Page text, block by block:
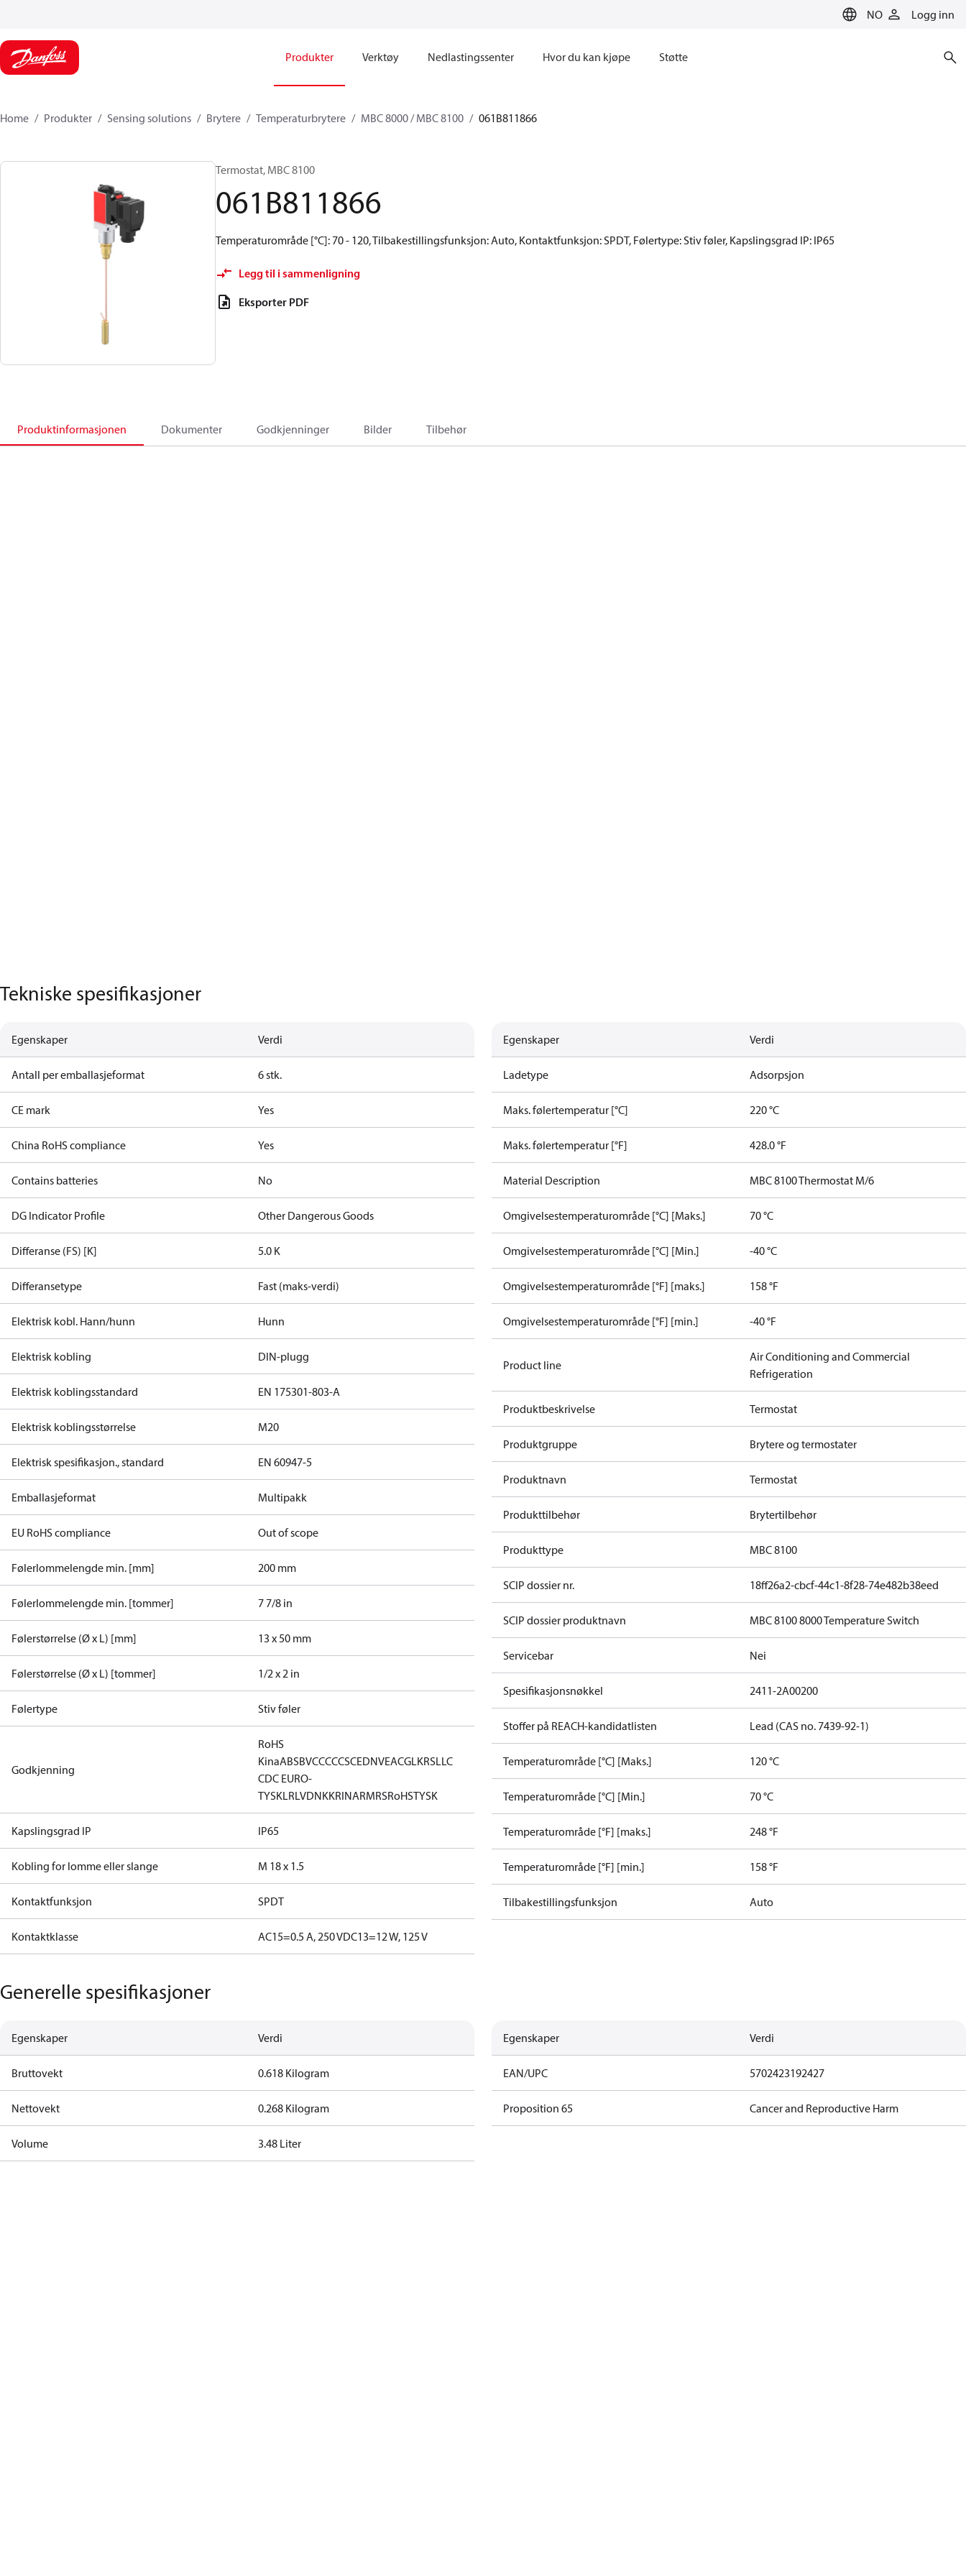
NO Logg inn
Produkter Verktøy Nedlastingssenter Hvor du kan kjøpe Støtte
Home Produkter Sensing solutions Brytere Temperaturbrytere MBC 8000 / MBC 8100 061B811866
Termostat, MBC 8100
061B811866
Temperaturområde [°C]: 70 - 120, Tilbakestillingsfunksjon: Auto, Kontaktfunksjon: SPDT, Følertype: Stiv føler, Kapslingsgrad IP: IP65
Legg til i sammenligning
Eksporter PDF
Produktinformasjonen Dokumenter Godkjenninger Bilder Tilbehør
Tekniske spesifikasjoner
Egenskaper Verdi
Antall per emballasjeformat 6 stk.
CE mark Yes
China RoHS compliance Yes
Contains batteries No
DG Indicator Profile Other Dangerous Goods
Differanse (FS) [K] 5.0 K
Differansetype Fast (maks-verdi)
Elektrisk kobl. Hann/hunn Hunn
Elektrisk kobling DIN-plugg
Elektrisk koblingsstandard EN 175301-803-A
Elektrisk koblingsstørrelse M20
Elektrisk spesifikasjon., standard EN 60947-5
Emballasjeformat Multipakk
EU RoHS compliance Out of scope
Følerlommelengde min. [mm] 200 mm
Følerlommelengde min. [tommer] 7 7/8 in
Følerstørrelse (Ø x L) [mm] 13 x 50 mm
Følerstørrelse (Ø x L) [tommer] 1/2 x 2 in
Følertype Stiv føler
Godkjenning
RoHS
KinaABSBVCCCCCSCEDNVEACGLKRSLLC
CDC EURO-
TYSKLRLVDNKKRINARMRSRoHSTYSK
Kapslingsgrad IP IP65
Kobling for lomme eller slange M 18 x 1.5
Kontaktfunksjon SPDT
Kontaktklasse AC15=0.5 A, 250 VDC13=12 W, 125 V
Egenskaper Verdi
Ladetype Adsorpsjon
Maks. følertemperatur [°C] 220 °C
Maks. følertemperatur [°F] 428.0 °F
Material Description MBC 8100 Thermostat M/6
Omgivelsestemperaturområde [°C] [Maks.] 70 °C
Omgivelsestemperaturområde [°C] [Min.] -40 °C
Omgivelsestemperaturområde [°F] [maks.] 158 °F
Omgivelsestemperaturområde [°F] [min.] -40 °F
Product line
Air Conditioning and Commercial
Refrigeration
Produktbeskrivelse Termostat
Produktgruppe Brytere og termostater
Produktnavn Termostat
Produkttilbehør Brytertilbehør
Produkttype MBC 8100
SCIP dossier nr. 18ff26a2-cbcf-44c1-8f28-74e482b38eed
SCIP dossier produktnavn MBC 8100 8000 Temperature Switch
Servicebar Nei
Spesifikasjonsnøkkel 2411-2A00200
Stoffer på REACH-kandidatlisten Lead (CAS no. 7439-92-1)
Temperaturområde [°C] [Maks.] 120 °C
Temperaturområde [°C] [Min.] 70 °C
Temperaturområde [°F] [maks.] 248 °F
Temperaturområde [°F] [min.] 158 °F
Tilbakestillingsfunksjon Auto
Generelle spesifikasjoner
Egenskaper Verdi
Bruttovekt 0.618 Kilogram
Nettovekt 0.268 Kilogram
Volume 3.48 Liter
Egenskaper Verdi
EAN/UPC 5702423192427
Proposition 65 Cancer and Reproductive Harm